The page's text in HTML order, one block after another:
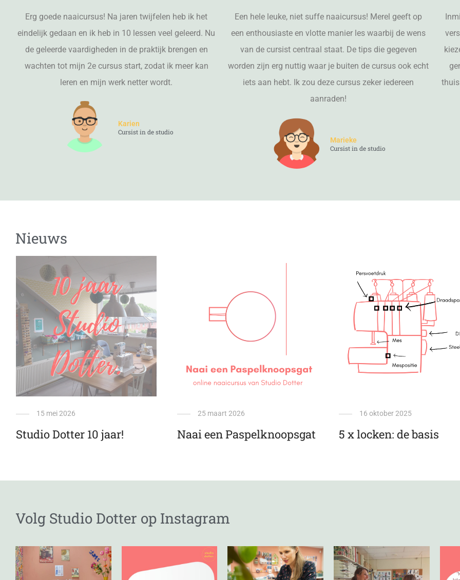
Erg goede naaicursus! Na jaren twijfelen heb ik het
eindelijk gedaan en ik heb in 10 lessen veel geleerd. Nu
de geleerde vaardigheden in de praktijk brengen en
wachten tot mijn 2e cursus start, zodat ik meer kan
leren en mijn werk netter wordt.
Karien
Cursist in de studio
Een hele leuke, niet suffe naaicursus! Merel geeft op
een enthousiaste en vlotte manier les waarbij de wens
van de cursist centraal staat. De tips die gegeven
worden zijn erg nuttig waar je buiten de cursus ook echt
iets aan hebt. Ik zou deze cursus zeker iedereen
aanraden!
Marieke
Cursist in de studio
Nieuws
15 mei 2026
Studio Dotter 10 jaar!
25 maart 2026
Naai een Paspelknoopsgat
16 oktober 2025
5 x locken: de basis
Volg Studio Dotter op Instagram